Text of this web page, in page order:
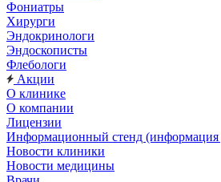
Фониатры
Хирурги
Эндокринологи
Эндоскописты
Флебологи
Акции
О клинике
О компании
Лицензии
Информационный стенд (информация
Новости клиники
Новости медицины